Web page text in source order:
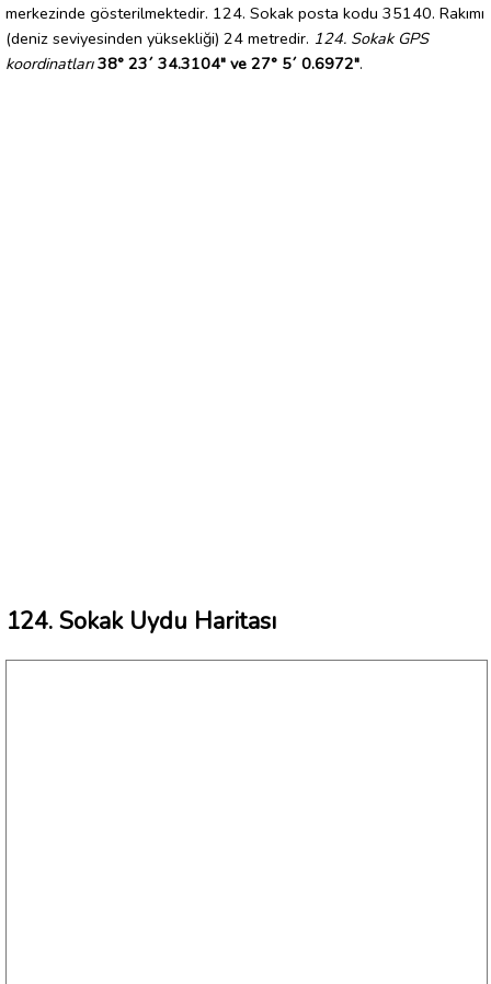
merkezinde gösterilmektedir. 124. Sokak posta kodu 35140. Rakımı
(deniz seviyesinden yüksekliği) 24 metredir. 124. Sokak GPS
koordinatları 38° 23´ 34.3104" ve 27° 5´ 0.6972".
124. Sokak Uydu Haritası